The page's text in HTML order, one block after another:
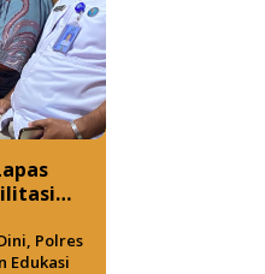
Polres
Edukasi